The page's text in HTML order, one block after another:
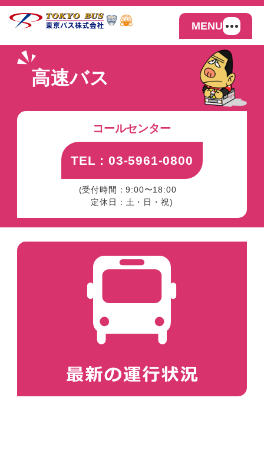
MENU
高速バス
コールセンター
TEL : 03-5961-0800
(受付時間：9:00〜18:00
定休日：土・日・祝)